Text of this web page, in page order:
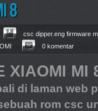
csc dipper.eng firmware
0 komentar
XIAOMI MI
di laman web
rom csc